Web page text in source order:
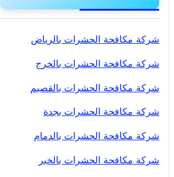
شركة مكافحة الحشرات بالرياض
شركة مكافحة الحشرات بالخرج
شركة مكافحة الحشرات بالقصيم
شركة مكافحة الحشرات بجدة
شركة مكافحة الحشرات بالدمام
شركة مكافحة الحشرات بالخبر